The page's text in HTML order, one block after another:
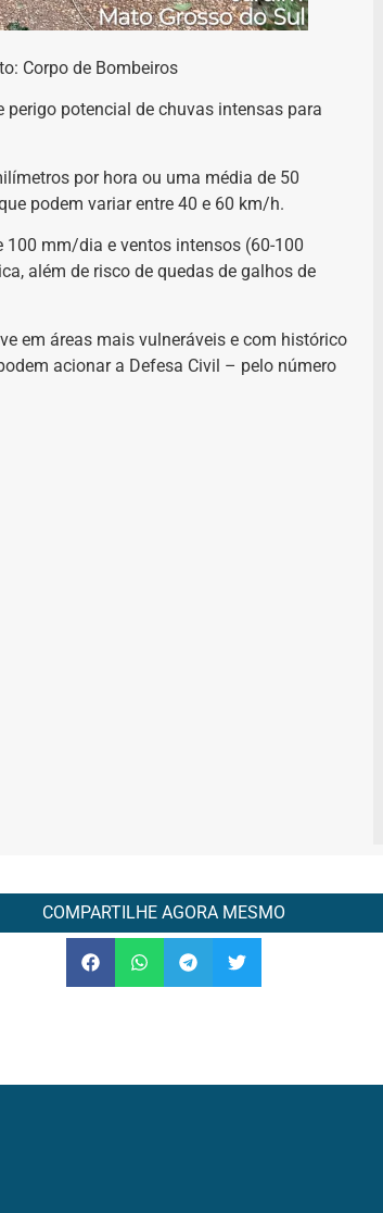
Corpo de Bombeiros
potencial de chuvas intensas para
por hora ou uma média de 50
podem variar entre 40 e 60 km/h.
100 mm/dia e ventos intensos (60-100
além de risco de quedas de galhos de
em áreas mais vulneráveis e com histórico
acionar a Defesa Civil – pelo número
COMPARTILHE AGORA MESMO